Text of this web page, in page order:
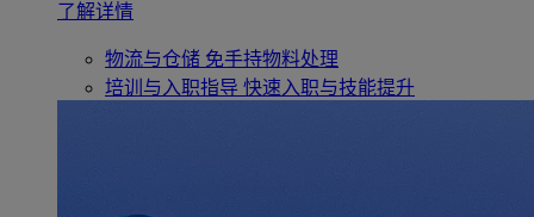
了解详情
物流与仓储 免手持物料处理
培训与入职指导 快速入职与技能提升